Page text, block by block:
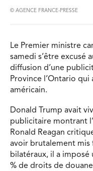
© AGENCE FRANCE-PRESSE
Le Premier ministre
samedi s’être excusé
diffusion d’une
Province l’Ontario
américain.
Donald Trump avait
publicitaire montrant
Ronald Reagan
avoir brutalement mis
bilatéraux, il a imposé
% de droits de